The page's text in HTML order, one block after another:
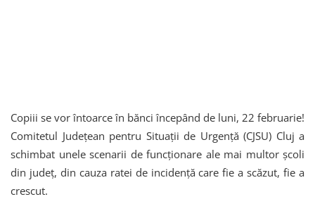
Copiii se vor întoarce în bănci începând de luni, 22 februarie!
Comitetul Județean pentru Situații de Urgență (CJSU) Cluj a
schimbat unele scenarii de funcționare ale mai multor școli
din județ, din cauza ratei de incidență care fie a scăzut, fie a
crescut.